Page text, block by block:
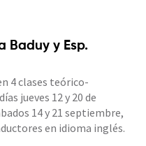
Baduy y Esp.
4 clases teórico-
jueves 12 y 20 de
14 y 21 septiembre,
en idioma inglés.